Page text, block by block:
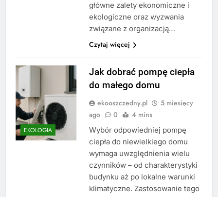
główne zalety ekonomiczne i
ekologiczne oraz wyzwania
związane z organizacją…
Czytaj więcej
EKOLOGIA
Jak dobrać pompę ciepła
do małego domu
ekooszczedny.pl
5 miesięcy
ago
0 4 mins
Wybór odpowiedniej pompę
ciepła do niewielkiego domu
wymaga uwzględnienia wielu
czynników – od charakterystyki
budynku aż po lokalne warunki
klimatyczne. Zastosowanie tego